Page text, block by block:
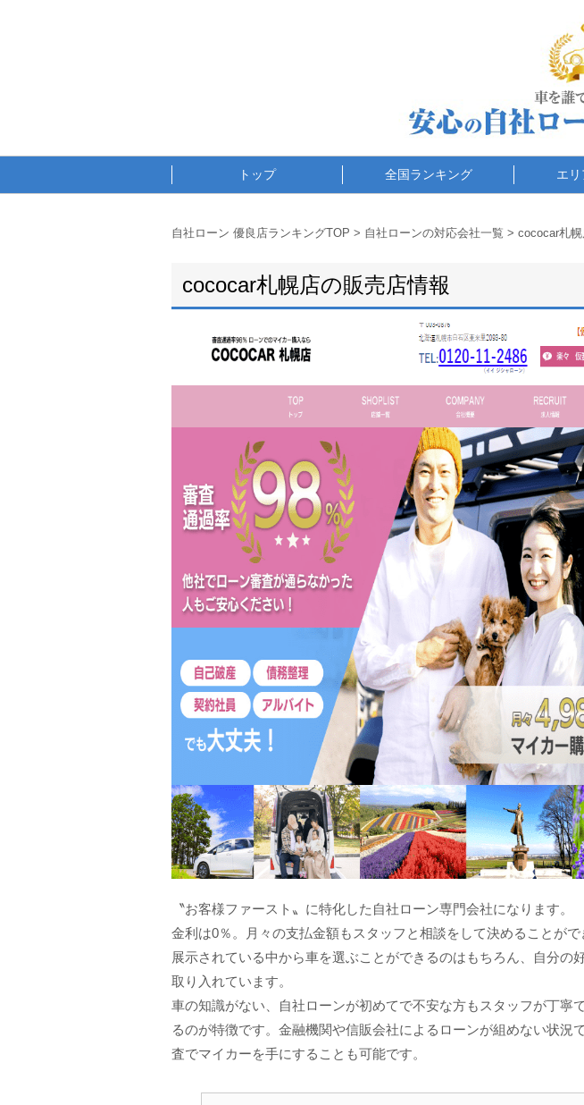
トップ 全国ランキング エ
自社ローン 優良店ランキングTOP > 自社ローンの対応会社一覧 > cococar札
cococar札幌店の販売店情報
〝お客様ファースト〟に特化した自社ローン専門会社になります。
金利は0％。月々の支払金額もスタッフと相談をして決めることがで
展示されている中から車を選ぶことができるのはもちろん、自分の
取り入れています。
車の知識がない、自社ローンが初めてで不安な方もスタッフが丁寧
るのが特徴です。金融機関や信販会社によるローンが組めない状況
査でマイカーを手にすることも可能です。